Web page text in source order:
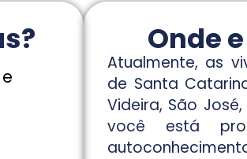
Onde
Atualmente, as
de Santa
Videira, São
você está